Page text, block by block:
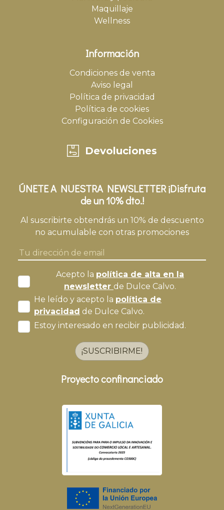
Maquillaje
Wellness
Información
Condiciones de venta
Aviso legal
Política de privacidad
Política de cookies
Configuración de Cookies
Devoluciones
ÚNETE A NUESTRA NEWSLETTER ¡Disfruta
de un 10% dto.!
Al suscribirte obtendrás un 10% de descuento
no acumulable con otras promociones
Acepto la política de alta en la
newsletter de Dulce Calvo.
He leído y acepto la política de
privacidad de Dulce Calvo.
Estoy interesado en recibir publicidad.
¡SUSCRIBIRME!
Proyecto confinanciado